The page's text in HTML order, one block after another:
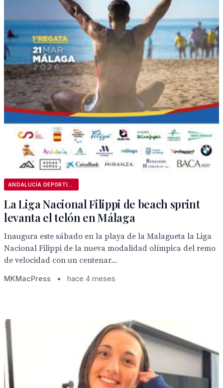
La Liga Nacional Filippi de beach sprint
levanta el telón en Málaga
Inaugura este sábado en la playa de la Malagueta la Liga
Nacional Filippi de la nueva modalidad olímpica del remo
de velocidad con un centenar...
MKMacPress • hace 4 meses